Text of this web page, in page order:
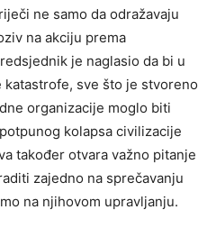
ne samo da odražavaju
na akciju prema
je naglasio da bi u
sve što je stvoreno
organizacije moglo biti
kolapsa civilizacije
također otvara važno pitanje
zajedno na sprečavanju
na njihovom upravljanju.